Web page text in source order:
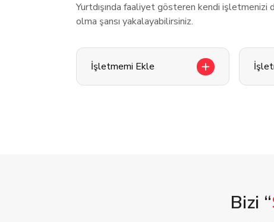
Yurtdışında faaliyet gösteren kendi işletmenizi
olma şansı yakalayabilirsiniz.
İşletmemi Ekle
Bizi “